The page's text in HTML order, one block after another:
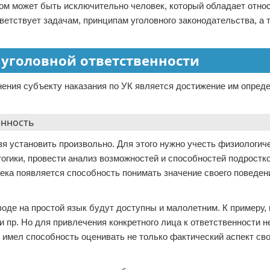
может быть исключительно человек, который обладает
задачам, принципам уголовного законодательства, а
ответственности
субъекту наказания по УК является достижение им
произвольно. Для этого нужно учесть
провести анализ возможностей и способностей
появляется способность понимать значение своего
на простой язык будут доступны и малолетним. К примеру,
пр. Но для привлечения конкретного лица к ответственности
способность оценивать не только фактический аспект